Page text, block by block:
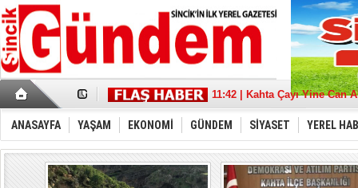
17:36 | Sincik Doğalgaza
11:42 | Kahta Çayı Yine Can
18:21 | Deva Partisinden
13:39 | Sait Aybak'a Büyük
08:32 | Aybak, Adıyaman'da
21:11 | “Türkiye İçin” tüm
22:53 | MHP Adıyaman
17:43 | Depremde hasar
ANASAYFA YAŞAM EKONOMİ GÜNDEM SİYASET YEREL